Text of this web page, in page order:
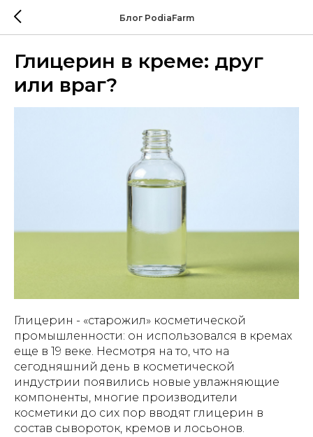
Блог PodiaFarm
Глицерин в креме: друг
или враг?
Глицерин - «старожил» косметической
промышленности: он использовался в кремах
еще в 19 веке. Несмотря на то, что на
сегодняшний день в косметической
индустрии появились новые увлажняющие
компоненты, многие производители
косметики до сих пор вводят глицерин в
состав сывороток, кремов и лосьонов.